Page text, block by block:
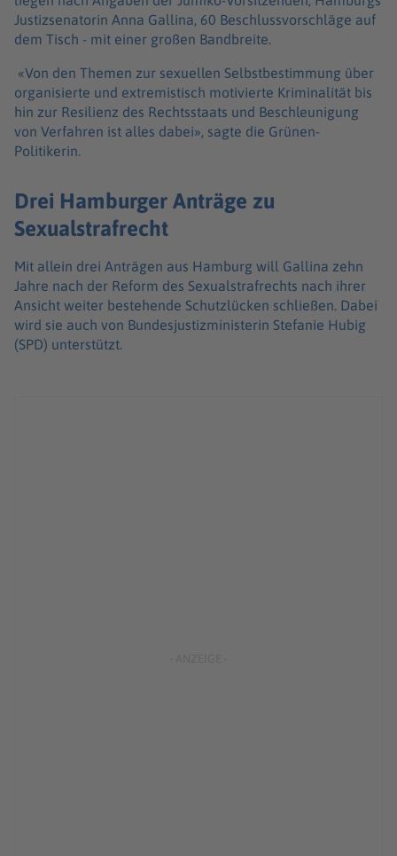
Justizsenatorin Anna Gallina, 60 Beschlussvorschläge auf
dem Tisch - mit einer großen Bandbreite.
«Von den Themen zur sexuellen Selbstbestimmung über
organisierte und extremistisch motivierte Kriminalität bis
hin zur Resilienz des Rechtsstaats und Beschleunigung
von Verfahren ist alles dabei», sagte die Grünen-
Politikerin.
Drei Hamburger Anträge zu
Sexualstrafrecht
Mit allein drei Anträgen aus Hamburg will Gallina zehn
Jahre nach der Reform des Sexualstrafrechts nach ihrer
Ansicht weiter bestehende Schutzlücken schließen. Dabei
wird sie auch von Bundesjustizministerin Stefanie Hubig
(SPD) unterstützt.